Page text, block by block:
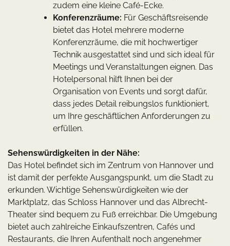
zudem eine kleine Café-Ecke.
Konferenzräume: Für Geschäftsreisende
bietet das Hotel mehrere moderne
Konferenzräume, die mit hochwertiger
Technik ausgestattet sind und sich ideal für
Meetings und Veranstaltungen eignen. Das
Hotelpersonal hilft Ihnen bei der
Organisation von Events und sorgt dafür,
dass jedes Detail reibungslos funktioniert,
um Ihre geschäftlichen Anforderungen zu
erfüllen.
Sehenswürdigkeiten in der Nähe:
Das Hotel befindet sich im Zentrum von Hannover und
ist damit der perfekte Ausgangspunkt, um die Stadt zu
erkunden. Wichtige Sehenswürdigkeiten wie der
Marktplatz, das Schloss Hannover und das Albrecht-
Theater sind bequem zu Fuß erreichbar. Die Umgebung
bietet auch zahlreiche Einkaufszentren, Cafés und
Restaurants, die Ihren Aufenthalt noch angenehmer